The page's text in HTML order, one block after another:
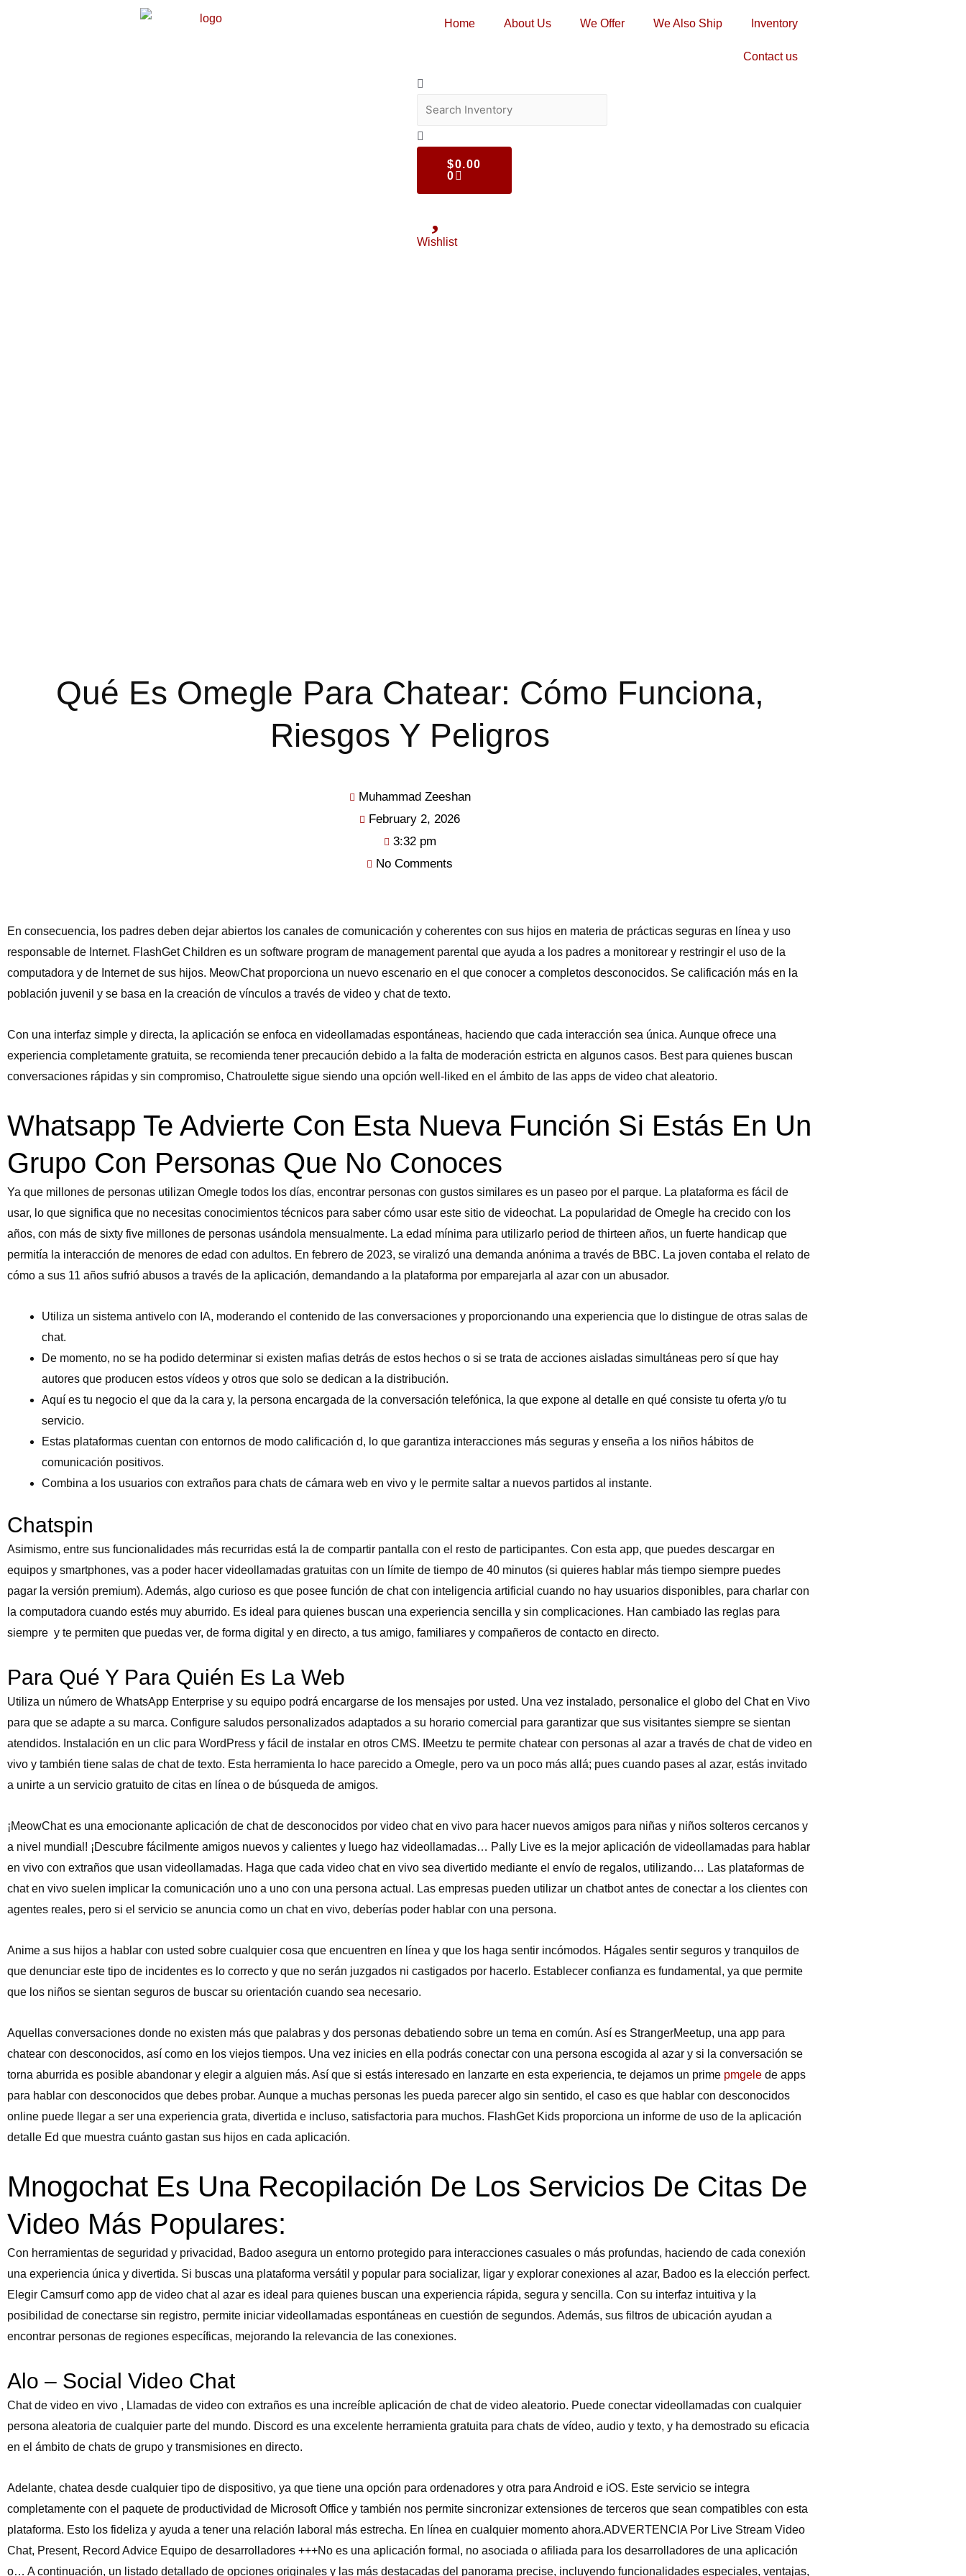
Home About Us We Offer We Also Ship Inventory
Contact us
$0.00
0
Wishlist
Qué Es Omegle Para Chatear: Cómo Funciona,
Riesgos Y Peligros
Muhammad Zeeshan
February 2, 2026
3:32 pm
No Comments
En consecuencia, los padres deben dejar abiertos los canales de comunicación y coherentes con sus hijos en materia de prácticas seguras en línea y uso
responsable de Internet. FlashGet Children es un software program de management parental que ayuda a los padres a monitorear y restringir el uso de la
computadora y de Internet de sus hijos. MeowChat proporciona un nuevo escenario en el que conocer a completos desconocidos. Se calificación más en la
población juvenil y se basa en la creación de vínculos a través de video y chat de texto.
Con una interfaz simple y directa, la aplicación se enfoca en videollamadas espontáneas, haciendo que cada interacción sea única. Aunque ofrece una
experiencia completamente gratuita, se recomienda tener precaución debido a la falta de moderación estricta en algunos casos. Best para quienes buscan
conversaciones rápidas y sin compromiso, Chatroulette sigue siendo una opción well-liked en el ámbito de las apps de video chat aleatorio.
Whatsapp Te Advierte Con Esta Nueva Función Si Estás En Un
Grupo Con Personas Que No Conoces
Ya que millones de personas utilizan Omegle todos los días, encontrar personas con gustos similares es un paseo por el parque. La plataforma es fácil de
usar, lo que significa que no necesitas conocimientos técnicos para saber cómo usar este sitio de videochat. La popularidad de Omegle ha crecido con los
años, con más de sixty five millones de personas usándola mensualmente. La edad mínima para utilizarlo period de thirteen años, un fuerte handicap que
permitía la interacción de menores de edad con adultos. En febrero de 2023, se viralizó una demanda anónima a través de BBC. La joven contaba el relato de
cómo a sus 11 años sufrió abusos a través de la aplicación, demandando a la plataforma por emparejarla al azar con un abusador.
Utiliza un sistema antivelo con IA, moderando el contenido de las conversaciones y proporcionando una experiencia que lo distingue de otras salas de
chat.
De momento, no se ha podido determinar si existen mafias detrás de estos hechos o si se trata de acciones aisladas simultáneas pero sí que hay
autores que producen estos vídeos y otros que solo se dedican a la distribución.
Aquí es tu negocio el que da la cara y, la persona encargada de la conversación telefónica, la que expone al detalle en qué consiste tu oferta y/o tu
servicio.
Estas plataformas cuentan con entornos de modo calificación d, lo que garantiza interacciones más seguras y enseña a los niños hábitos de
comunicación positivos.
Combina a los usuarios con extraños para chats de cámara web en vivo y le permite saltar a nuevos partidos al instante.
Chatspin
Asimismo, entre sus funcionalidades más recurridas está la de compartir pantalla con el resto de participantes. Con esta app, que puedes descargar en
equipos y smartphones, vas a poder hacer videollamadas gratuitas con un límite de tiempo de 40 minutos (si quieres hablar más tiempo siempre puedes
pagar la versión premium). Además, algo curioso es que posee función de chat con inteligencia artificial cuando no hay usuarios disponibles, para charlar con
la computadora cuando estés muy aburrido. Es ideal para quienes buscan una experiencia sencilla y sin complicaciones. Han cambiado las reglas para
siempre y te permiten que puedas ver, de forma digital y en directo, a tus amigo, familiares y compañeros de contacto en directo.
Para Qué Y Para Quién Es La Web
Utiliza un número de WhatsApp Enterprise y su equipo podrá encargarse de los mensajes por usted. Una vez instalado, personalice el globo del Chat en Vivo
para que se adapte a su marca. Configure saludos personalizados adaptados a su horario comercial para garantizar que sus visitantes siempre se sientan
atendidos. Instalación en un clic para WordPress y fácil de instalar en otros CMS. IMeetzu te permite chatear con personas al azar a través de chat de video en
vivo y también tiene salas de chat de texto. Esta herramienta lo hace parecido a Omegle, pero va un poco más allá; pues cuando pases al azar, estás invitado
a unirte a un servicio gratuito de citas en línea o de búsqueda de amigos.
¡MeowChat es una emocionante aplicación de chat de desconocidos por video chat en vivo para hacer nuevos amigos para niñas y niños solteros cercanos y
a nivel mundial! ¡Descubre fácilmente amigos nuevos y calientes y luego haz videollamadas… Pally Live es la mejor aplicación de videollamadas para hablar
en vivo con extraños que usan videollamadas. Haga que cada video chat en vivo sea divertido mediante el envío de regalos, utilizando… Las plataformas de
chat en vivo suelen implicar la comunicación uno a uno con una persona actual. Las empresas pueden utilizar un chatbot antes de conectar a los clientes con
agentes reales, pero si el servicio se anuncia como un chat en vivo, deberías poder hablar con una persona.
Anime a sus hijos a hablar con usted sobre cualquier cosa que encuentren en línea y que los haga sentir incómodos. Hágales sentir seguros y tranquilos de
que denunciar este tipo de incidentes es lo correcto y que no serán juzgados ni castigados por hacerlo. Establecer confianza es fundamental, ya que permite
que los niños se sientan seguros de buscar su orientación cuando sea necesario.
Aquellas conversaciones donde no existen más que palabras y dos personas debatiendo sobre un tema en común. Así es StrangerMeetup, una app para
chatear con desconocidos, así como en los viejos tiempos. Una vez inicies en ella podrás conectar con una persona escogida al azar y si la conversación se
torna aburrida es posible abandonar y elegir a alguien más. Así que si estás interesado en lanzarte en esta experiencia, te dejamos un prime pmgele de apps
para hablar con desconocidos que debes probar. Aunque a muchas personas les pueda parecer algo sin sentido, el caso es que hablar con desconocidos
online puede llegar a ser una experiencia grata, divertida e incluso, satisfactoria para muchos. FlashGet Kids proporciona un informe de uso de la aplicación
detalle Ed que muestra cuánto gastan sus hijos en cada aplicación.
Mnogochat Es Una Recopilación De Los Servicios De Citas De
Video Más Populares:
Con herramientas de seguridad y privacidad, Badoo asegura un entorno protegido para interacciones casuales o más profundas, haciendo de cada conexión
una experiencia única y divertida. Si buscas una plataforma versátil y popular para socializar, ligar y explorar conexiones al azar, Badoo es la elección perfect.
Elegir Camsurf como app de video chat al azar es ideal para quienes buscan una experiencia rápida, segura y sencilla. Con su interfaz intuitiva y la
posibilidad de conectarse sin registro, permite iniciar videollamadas espontáneas en cuestión de segundos. Además, sus filtros de ubicación ayudan a
encontrar personas de regiones específicas, mejorando la relevancia de las conexiones.
Alo – Social Video Chat
Chat de video en vivo , Llamadas de video con extraños es una increíble aplicación de chat de video aleatorio. Puede conectar videollamadas con cualquier
persona aleatoria de cualquier parte del mundo. Discord es una excelente herramienta gratuita para chats de vídeo, audio y texto, y ha demostrado su eficacia
en el ámbito de chats de grupo y transmisiones en directo.
Adelante, chatea desde cualquier tipo de dispositivo, ya que tiene una opción para ordenadores y otra para Android e iOS. Este servicio se integra
completamente con el paquete de productividad de Microsoft Office y también nos permite sincronizar extensiones de terceros que sean compatibles con esta
plataforma. Esto los fideliza y ayuda a tener una relación laboral más estrecha. En línea en cualquier momento ahora.ADVERTENCIA Por Live Stream Video
Chat, Present, Record Advice Equipo de desarrolladores +++No es una aplicación formal, no asociada o afiliada para los desarrolladores de una aplicación
o… A continuación, un listado detallado de opciones originales y las más destacadas del panorama precise, incluyendo funcionalidades especiales, ventajas,